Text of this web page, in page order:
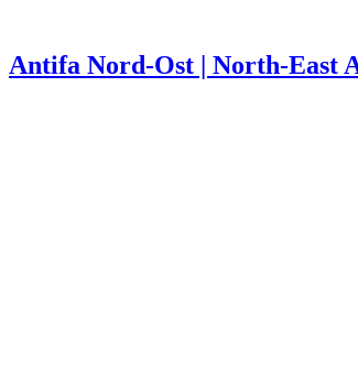
Antifa Nord-Ost | North-East